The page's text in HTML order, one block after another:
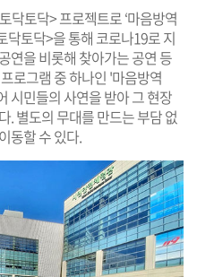
사 경
하
기
경
하
기
닥토닥> 프로젝트로 ‘마음방역
닥토닥>을 통해 코로나19로 지
연을 비롯해 찾아가는 공연 등
로그램 중 하나인 '마음방역
시민들의 사연을 받아 그 현장
. 별도의 무대를 만드는 부담 없
동할 수 있다.